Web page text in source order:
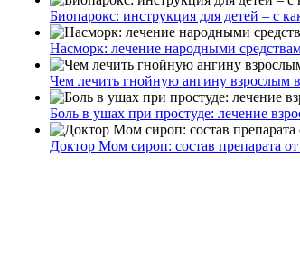
Биопарокс: инструкция для детей – с
Насморк: лечение народными
Чем лечить гнойную ангину взрослым
Боль в ушах при простуде: лечение
Доктор Мом сироп: состав препарата